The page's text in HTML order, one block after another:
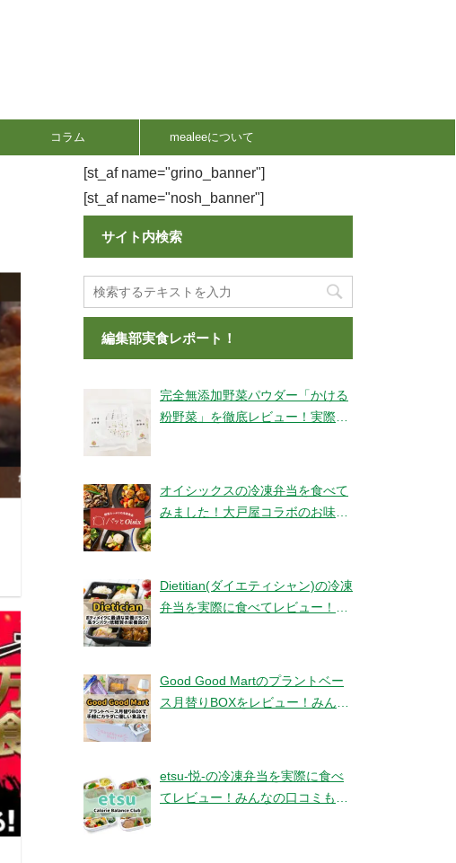
コラム mealeeについて
[st_af name="grino_banner"]
[st_af name="nosh_banner"]
サイト内検索
編集部実食レポート！
完全無添加野菜パウダー「かける
粉野菜」を徹底レビュー！実際に
オイシックスの冷凍弁当を食べて
みました！大戸屋コラボのお味と
Dietitian(ダイエティシャン)の冷凍
弁当を実際に食べてレビュー！み
Good Good Martのプラントベー
ス月替りBOXをレビュー！みんな
etsu-悦-の冷凍弁当を実際に食べ
てレビュー！みんなの口コミもチ